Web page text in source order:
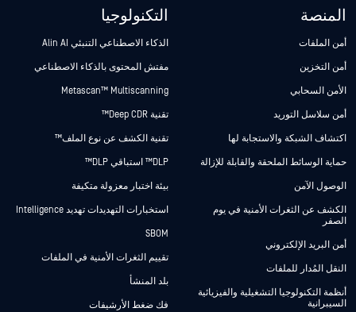
المنصة
أمن الملفات
أمن التخزين
الأمن السحابي
أمن سلاسل التوريد
اكتشاف الشبكة والاستجابة لها
حماية الوسائط الملحقة والقابلة للإزالة
الوصول الآمن
الكشف عن الثغرات الأمنية في يوم
الصفر
أمن البريد الإلكتروني
النقل المُدار للملفات
أنظمة التكنولوجيا التشغيلية والفيزيائية
السيبرانية
التكنولوجيا
الذكاء الاصطناعي التنبئي Alin AI
مفتش المحتوى بالذكاء الاصطناعي
Metascan™ Multiscanning
تقنية Deep CDR™
تقنية الكشف عن نوع الملف™
DLP™ استباقي DLP™
بيئة اختبار معزولة متكيفة
استخبارات التهديدات تهديد Intelligence
SBOM
تقييم الثغرات الأمنية في الملفات
بلد المنشأ
فك ضغط الأرشيفات